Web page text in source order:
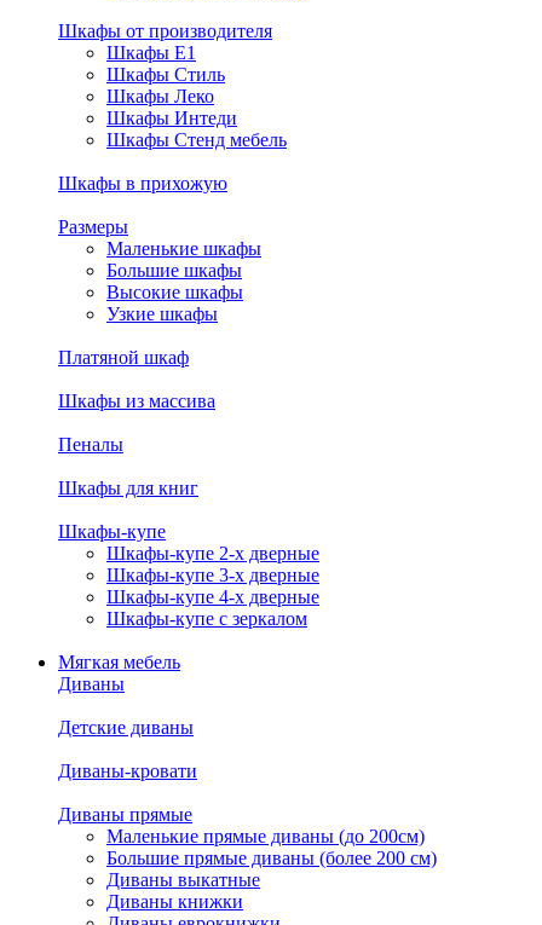
Шкафы от производителя
Шкафы E1
Шкафы Стиль
Шкафы Леко
Шкафы Интеди
Шкафы Стенд мебель
Шкафы в прихожую
Размеры
Маленькие шкафы
Большие шкафы
Высокие шкафы
Узкие шкафы
Платяной шкаф
Шкафы из массива
Пеналы
Шкафы для книг
Шкафы-купе
Шкафы-купе 2-х дверные
Шкафы-купе 3-х дверные
Шкафы-купе 4-х дверные
Шкафы-купе с зеркалом
Мягкая мебель
Диваны
Детские диваны
Диваны-кровати
Диваны прямые
Маленькие прямые диваны (до 200см)
Большие прямые диваны (более 200 см)
Диваны выкатные
Диваны книжки